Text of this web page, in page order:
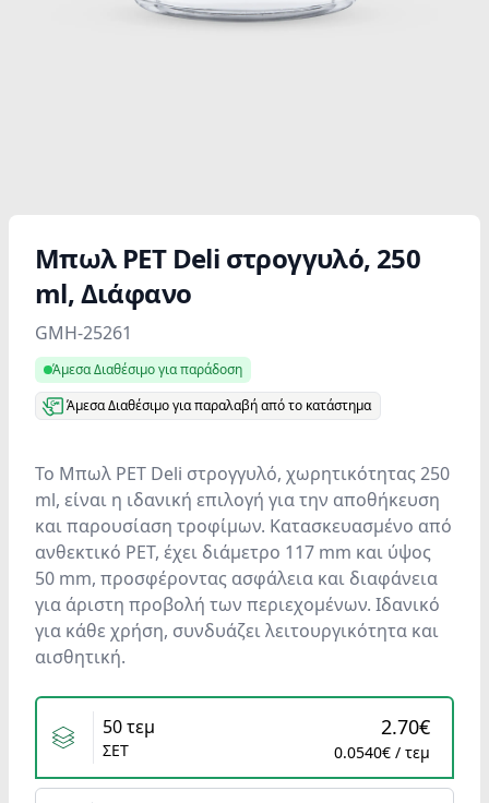
Μπωλ PET Deli στρογγυλό, 250
ml, Διάφανο
Product information
GMH-25261
Άμεσα Διαθέσιμο για παράδοση
Άμεσα Διαθέσιμο για παραλαβή από το κατάστημα
Το Μπωλ PET Deli στρογγυλό, χωρητικότητας 250
ml, είναι η ιδανική επιλογή για την αποθήκευση
και παρουσίαση τροφίμων. Κατασκευασμένο από
ανθεκτικό PET, έχει διάμετρο 117 mm και ύψος
50 mm, προσφέροντας ασφάλεια και διαφάνεια
για άριστη προβολή των περιεχομένων. Ιδανικό
για κάθε χρήση, συνδυάζει λειτουργικότητα και
αισθητική.
Variants
50 τεμ
ΣΕΤ
2.70€
0.0540€ / τεμ